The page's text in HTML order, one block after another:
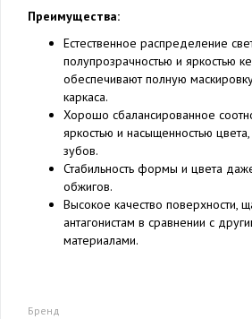
Преимущества:
Естественное распределение
полупрозрачностью и яркостью
обеспечивают полную
каркаса.
Хорошо сбалансированное
яркостью и насыщенностью цвета,
зубов.
Стабильность формы и цвета
обжигов.
Высокое качество поверхности,
антагонистам в сравнении с
материалами.
Бренд